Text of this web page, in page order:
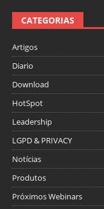
CATEGORIAS
Artigos
Diario
Download
HotSpot
Leadership
LGPD & PRIVACY
Notícias
Produtos
Próximos Webinars